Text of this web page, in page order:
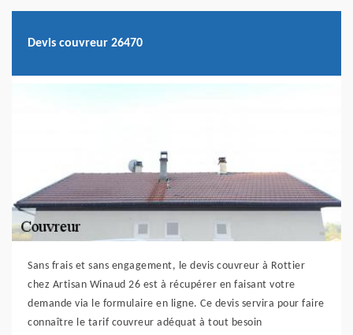
Devis couvreur 26470
Sans frais et sans engagement, le devis couvreur à Rottier
chez Artisan Winaud 26 est à récupérer en faisant votre
demande via le formulaire en ligne. Ce devis servira pour faire
connaître le tarif couvreur adéquat à tout besoin